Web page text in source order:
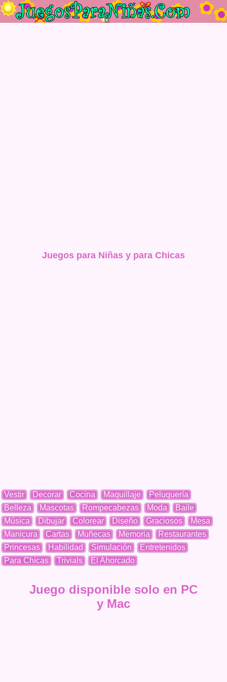
Juegos para Niñas y para Chicas
Vestir Decorar Cocina Maquillaje
Peluquería
Belleza
Mascotas Rompecabezas Moda
Baile
Música
Dibujar Colorear Diseño Graciosos
Mesa
Manicura
Cartas Muñecas Memoria
Restaurantes
Princesas
Habilidad Simulación
Entretenidos
Para Chicas
Trivials El Ahorcado
Juego disponible solo en PC
y Mac